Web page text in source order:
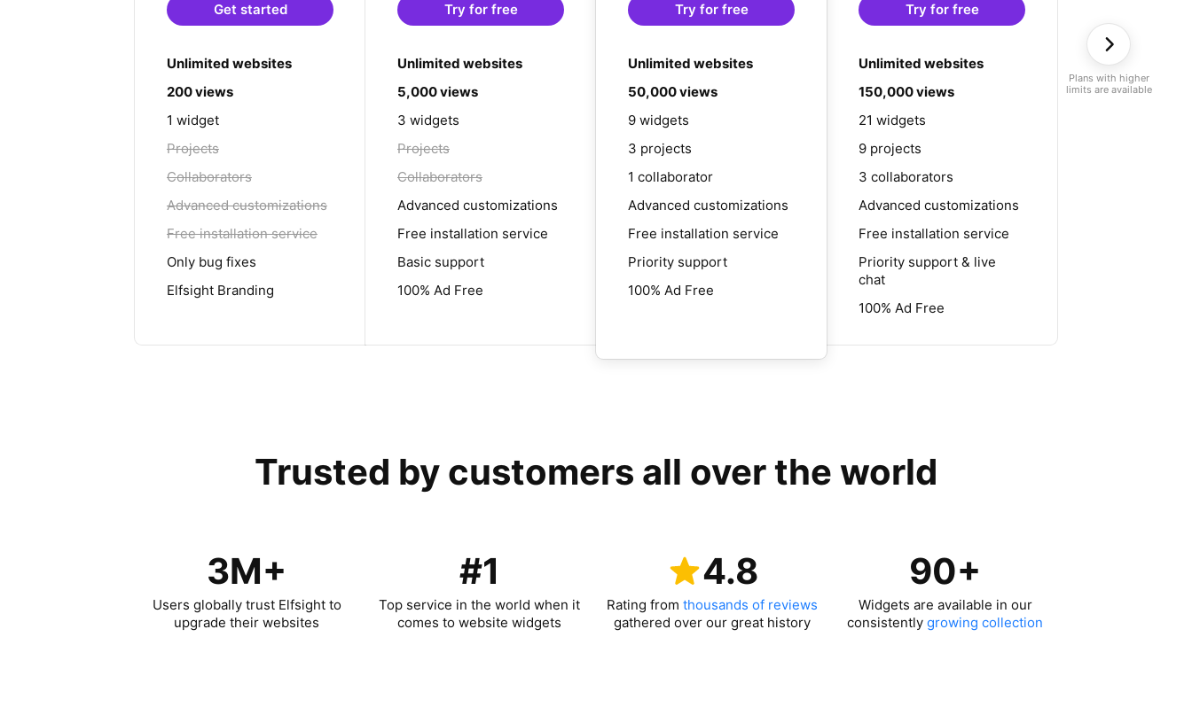
Get started
Unlimited websites
200 views
1 widget
Projects
Collaborators
Advanced customizations
Free installation service
Only bug fixes
Elfsight Branding
Try for free
Unlimited websites
5,000 views
3 widgets
Projects
Collaborators
Advanced customizations
Free installation service
Basic support
100% Ad Free
Try for free
Unlimited websites
50,000 views
9 widgets
3 projects
1 collaborator
Advanced customizations
Free installation service
Priority support
100% Ad Free
Try for free
Unlimited websites
150,000 views
21 widgets
9 projects
3 collaborators
Advanced customizations
Free installation service
Priority support & live
chat
100% Ad Free
Plans with higher
limits are available
Trusted by customers all over the world
3M+
Users globally trust Elfsight to
upgrade their websites
#1
Top service in the world when it
comes to website widgets
4.8
Rating fromthousands of reviews
gathered over our great history
90+
Widgets are available in our
consistentlygrowing collection